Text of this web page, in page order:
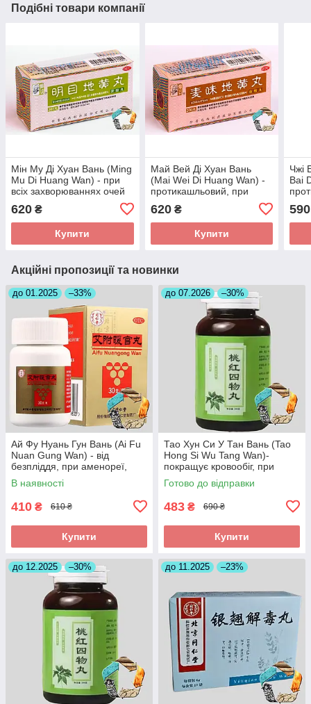
Подібні товари компанії
Мін Му Ді Хуан Вань (Ming
Mu Di Huang Wan) - при
всіх захворюваннях очей
620 ₴
Купити
Май Вей Ді Хуан Вань
(Mai Wei Di Huang Wan) -
протикашльовий, при
620₴
Купити
Чжі
Bai
590
Акційні пропозиції та новинки
до 01.2025 –33%
Ай Фу Нуань Гун Вань (Ai Fu
Nuan Gung Wan) - від
безпліддя, при аменореї,
загрозі викидня
В наявності
410 ₴ 610 ₴
Купити
до 07.2026 –30%
Тао Хун Си У Тан Вань (Tao
Hong Si Wu Tang Wan)-
покращує кровообіг, при
інсульті, головних болях
Готово до відправки
483 ₴ 690 ₴
Купити
до 12.2025 –30% до 11.2025 –23%